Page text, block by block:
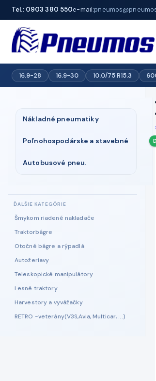
Tel.: 0903 380 550e-mail:
16.9-28 16.9-30 10.0/75 R15.3
Nákladné pneumatiky
Poľnohospodárske a stavebné
Autobusové pneu.
Šmykom riadené nakladače
Traktorbágre
Otočné bágre a rýpadlá
Autožeriavy
Teleskopické manipulátory
Lesné traktory
Harvestory a vyvážačky
RETRO -veterány(V3S,Avia, Multicar, ...)